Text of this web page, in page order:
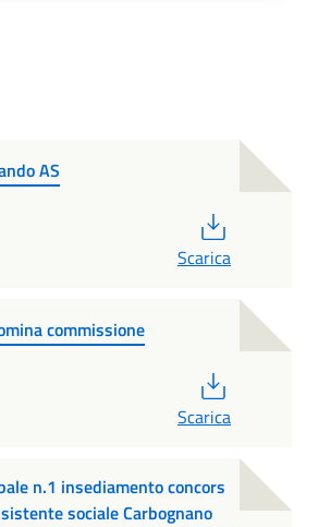
AS
Scarica
commissione
Scarica
n.1 insediamento concors
sociale Carbognano